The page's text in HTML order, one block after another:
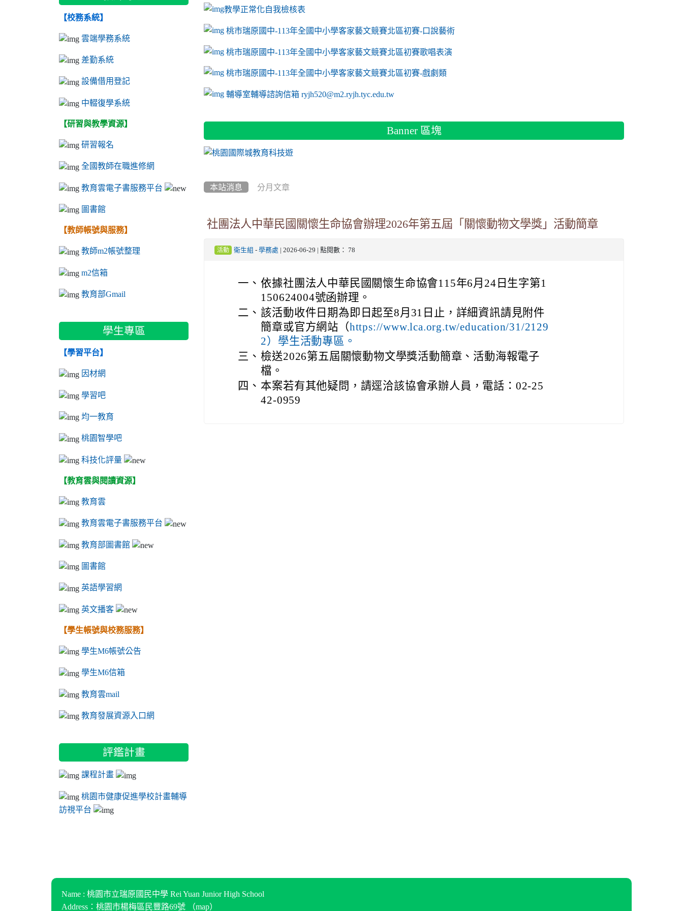
link to https://sites.google.com/a/m2.ryjh.tyc.edu.tw/ryjh011/
教學正常化自我檢核表
link to mailto:ryjh520@m2.ryjh.tyc.edu.tw
link to mailto:ryjh520@m2.ryjh.tyc.edu.tw
ink to mailto:ryjh520@m2.ryjh.tyc.edu.tw
link to mailto:ryjh520@m2.ryjh.tyc.edu.tw
link to mailto:ryjh520@m2.ryjh.tyc.edu.tw
ink to mailto:ryjh520@m2.ryjh.tyc.edu.tw
ink to mailto:ryjh520@m2.ryjh.tyc.edu.tw
link to https://sites.google.com/a/m2.ryjh.tyc.edu.tw/ryjh011/
ink to mailto:ryjh520@m2.ryjh.tyc.edu.tw
link to https://tyc.entry.edu.tw/NoExamImitate_TL/NoExamImitate/Apps/Page/Public/ChooseSys.aspx
桃市瑞原國中-113年全國中小學客家藝文競賽北區初賽-口說藝術
link to https://tyc.entry.edu.tw/NoExamImitate_TL/NoExamImitate/Apps/Page/Public/ChooseSys.aspx
桃市瑞原國中-113年全國中小學客家藝文競賽北區初賽歌唱表演
link to https://tyc.entry.edu.tw/NoExamImitate_TL/NoExamImitate/Apps/Page/Public/ChooseSys.aspx
桃市瑞原國中-113年全國中小學客家藝文競賽北區初賽-戲劇類
link to https://tyc.entry.edu.tw/NoExamImitate_TL/NoExamImitate/Apps/Page/Public/ChooseSys.aspx
輔導室輔導諮詢信箱 ryjh520@m2.ryjh.tyc.edu.tw
Banner 區塊
本站消息 分月文章
社團法人中華民國關懷生命協會辦理2026年第五屆「關懷動物文學獎」活動簡章
活動 衛生組 - 學務處 | 2026-06-29 | 點閱數： 78
一、 依據社團法人中華民國關懷生命協會115年6月24日生字第1
150624004號函辦理。
二、 該活動收件日期為即日起至8月31日止，詳細資訊請見附件
簡章或官方網站（https://www.lca.org.tw/education/31/2129
2）學生活動專區。
三、 檢送2026第五屆關懷動物文學獎活動簡章、活動海報電子
檔。
四、 本案若有其他疑問，請逕洽該協會承辦人員，電話：02-25
42-0959
【校務系統】
雲端學務系統
差勤系統
設備借用登記
中輟復學系統
【研習與教學資源】
研習報名
全國教師在職進修網
教育雲電子書服務平台
圖書館
【教師帳號與服務】
教師m2帳號整理
m2信箱
教育部Gmail
學生專區
【學習平台】
因材網
學習吧
均一教育
桃園智學吧
科技化評量
【教育雲與閱讀資源】
教育雲
教育雲電子書服務平台
教育部圖書館
圖書館
英語學習網
英文播客
【學生帳號與校務服務】
學生M6帳號公告
學生M6信箱
教育雲mail
教育發展資源入口網
評鑑計畫
課程計畫
桃園市健康促進學校計畫輔導
訪視平台
Name : 桃園市立瑞原國民中學 Rei Yuan Junior High School
Address：桃園市楊梅區民豐路69號 （map）